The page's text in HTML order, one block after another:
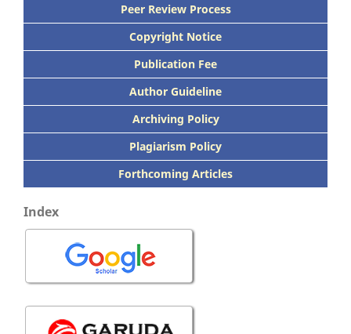
Peer Review Process
Copyright Notice
Publication Fee
Author Guideline
Archiving Policy
Plagiarism Policy
Forthcoming Articles
Index